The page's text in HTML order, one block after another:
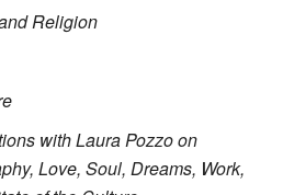
Religion
with Laura Pozzo on
Love, Soul, Dreams, Work,